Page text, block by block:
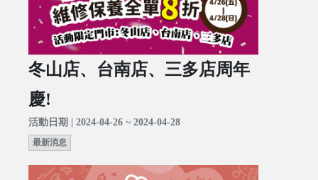
冬山店、台南店、三多店周年
慶!
活動日期 | 2024-04-26 ~ 2024-04-28
最新消息